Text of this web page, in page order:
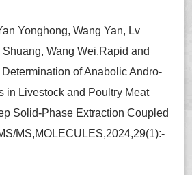
Yonghong, Wang Yan, Lv
Wang Wei.Rapid and
of Anabolic Andro-
in Livestock and Poultry Meat
Solid-Phase Extraction Coupled
MS,MOLECULES,2024,29(1):-